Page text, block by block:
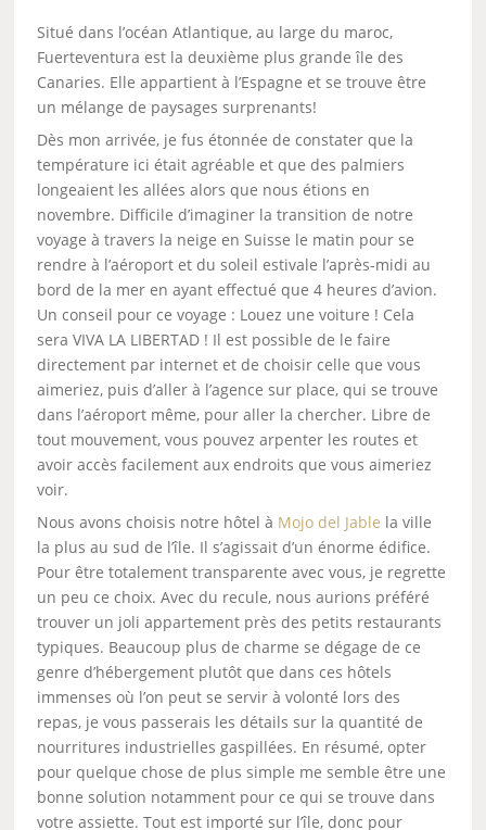
Situé dans l’océan Atlantique, au large du maroc,
Fuerteventura est la deuxième plus grande île des
Canaries. Elle appartient à l’Espagne et se trouve être
un mélange de paysages surprenants!
Dès mon arrivée, je fus étonnée de constater que la
température ici était agréable et que des palmiers
longeaient les allées alors que nous étions en
novembre. Difficile d’imaginer la transition de notre
voyage à travers la neige en Suisse le matin pour se
rendre à l’aéroport et du soleil estivale l’après-midi au
bord de la mer en ayant effectué que 4 heures d’avion.
Un conseil pour ce voyage : Louez une voiture ! Cela
sera VIVA LA LIBERTAD ! Il est possible de le faire
directement par internet et de choisir celle que vous
aimeriez, puis d’aller à l’agence sur place, qui se trouve
dans l’aéroport même, pour aller la chercher. Libre de
tout mouvement, vous pouvez arpenter les routes et
avoir accès facilement aux endroits que vous aimeriez
voir.
Nous avons choisis notre hôtel à Mojo del Jable la ville
la plus au sud de l’île. Il s’agissait d’un énorme édifice.
Pour être totalement transparente avec vous, je regrette
un peu ce choix. Avec du recule, nous aurions préféré
trouver un joli appartement près des petits restaurants
typiques. Beaucoup plus de charme se dégage de ce
genre d’hébergement plutôt que dans ces hôtels
immenses où l’on peut se servir à volonté lors des
repas, je vous passerais les détails sur la quantité de
nourritures industrielles gaspillées. En résumé, opter
pour quelque chose de plus simple me semble être une
bonne solution notamment pour ce qui se trouve dans
votre assiette. Tout est importé sur l’île, donc pour